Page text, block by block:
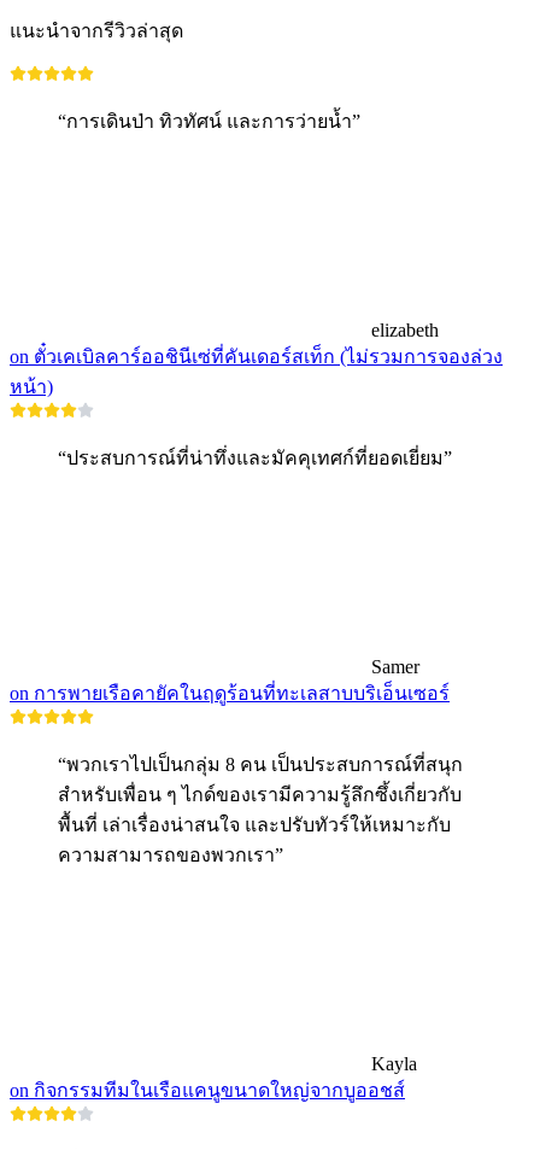
แนะนำจากรีวิวล่าสุด
“การเดินป่า ทิวทัศน์ และการว่ายน้ำ”
elizabeth
on ตั๋วเคเบิลคาร์ออชินีเซ่ที่คันเดอร์สเท็ก (ไม่รวมการจองล่วง
หน้า)
“ประสบการณ์ที่น่าทึ่งและมัคคุเทศก์ที่ยอดเยี่ยม”
Samer
on การพายเรือคายัคในฤดูร้อนที่ทะเลสาบบริเอ็นเซอร์
“พวกเราไปเป็นกลุ่ม 8 คน เป็นประสบการณ์ที่สนุก
สำหรับเพื่อน ๆ ไกด์ของเรามีความรู้ลึกซึ้งเกี่ยวกับ
พื้นที่ เล่าเรื่องน่าสนใจ และปรับทัวร์ให้เหมาะกับ
ความสามารถของพวกเรา”
Kayla
on กิจกรรมทีมในเรือแคนูขนาดใหญ่จากบูออชส์